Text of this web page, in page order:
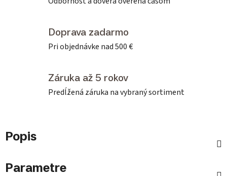
Doprava zadarmo
Pri objednávke nad 500 €
Záruka až 5 rokov
Predĺžená záruka na vybraný sortiment
Popis
Parametre